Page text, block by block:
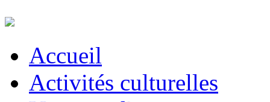
Accueil
Activités culturelles